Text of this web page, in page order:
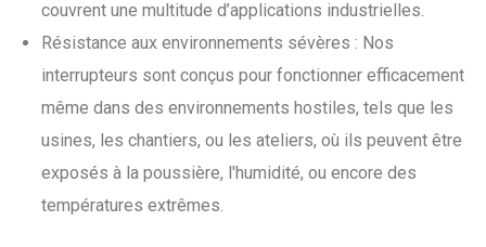
couvrent une multitude d’applications industrielles.
Résistance aux environnements sévères : Nos
interrupteurs sont conçus pour fonctionner efficacement
même dans des environnements hostiles, tels que les
usines, les chantiers, ou les ateliers, où ils peuvent être
exposés à la poussière, l'humidité, ou encore des
températures extrêmes.